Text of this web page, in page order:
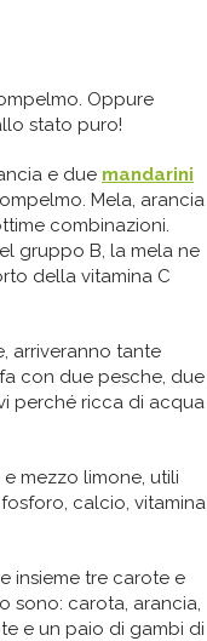
Oppure
stato puro!
e due mandarini
Mela, arancia
combinazioni.
gruppo B, la mela ne
della vitamina C
arriveranno tante
con due pesche, due
perché ricca di acqua
mezzo limone, utili
calcio, vitamina
insieme tre carote e
sono: carota, arancia,
e un paio di gambi di